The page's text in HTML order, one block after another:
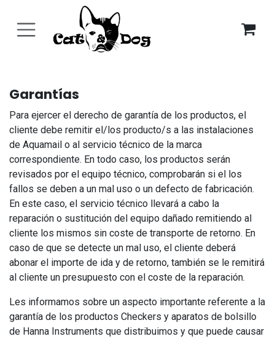
Garantías
Para ejercer el derecho de garantía de los productos, el
cliente debe remitir el/los producto/s a las instalaciones
de Aquamail o al servicio técnico de la marca
correspondiente. En todo caso, los productos serán
revisados por el equipo técnico, comprobarán si el los
fallos se deben a un mal uso o un defecto de fabricación.
En este caso, el servicio técnico llevará a cabo la
reparación o sustitución del equipo dañado remitiendo al
cliente los mismos sin coste de transporte de retorno. En
caso de que se detecte un mal uso, el cliente deberá
abonar el importe de ida y de retorno, también se le remitirá
al cliente un presupuesto con el coste de la reparación.
Les informamos sobre un aspecto importante referente a la
garantía de los productos Checkers y aparatos de bolsillo
de Hanna Instruments que distribuimos y que puede causar